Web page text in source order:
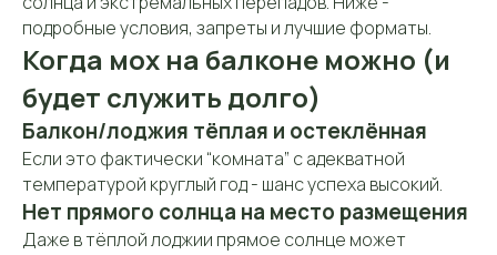
подробные условия, запреты и лучшие форматы.
Когда мох на балконе можно (и
будет служить долго)
Балкон/лоджия тёплая и остеклённая
Если это фактически “комната” с адекватной
температурой круглый год - шанс успеха высокий.
Нет прямого солнца на место размещения
Даже в тёплой лоджии прямое солнце может